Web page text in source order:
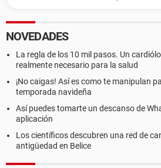
NOVEDADES
La regla de los 10 mil pasos. Un
realmente necesario para la salud
¡No caigas! Así es como te manipulan
temporada navideña
Así puedes tomarte un descanso de
aplicación
Los científicos descubren una red de
antigüedad en Belice